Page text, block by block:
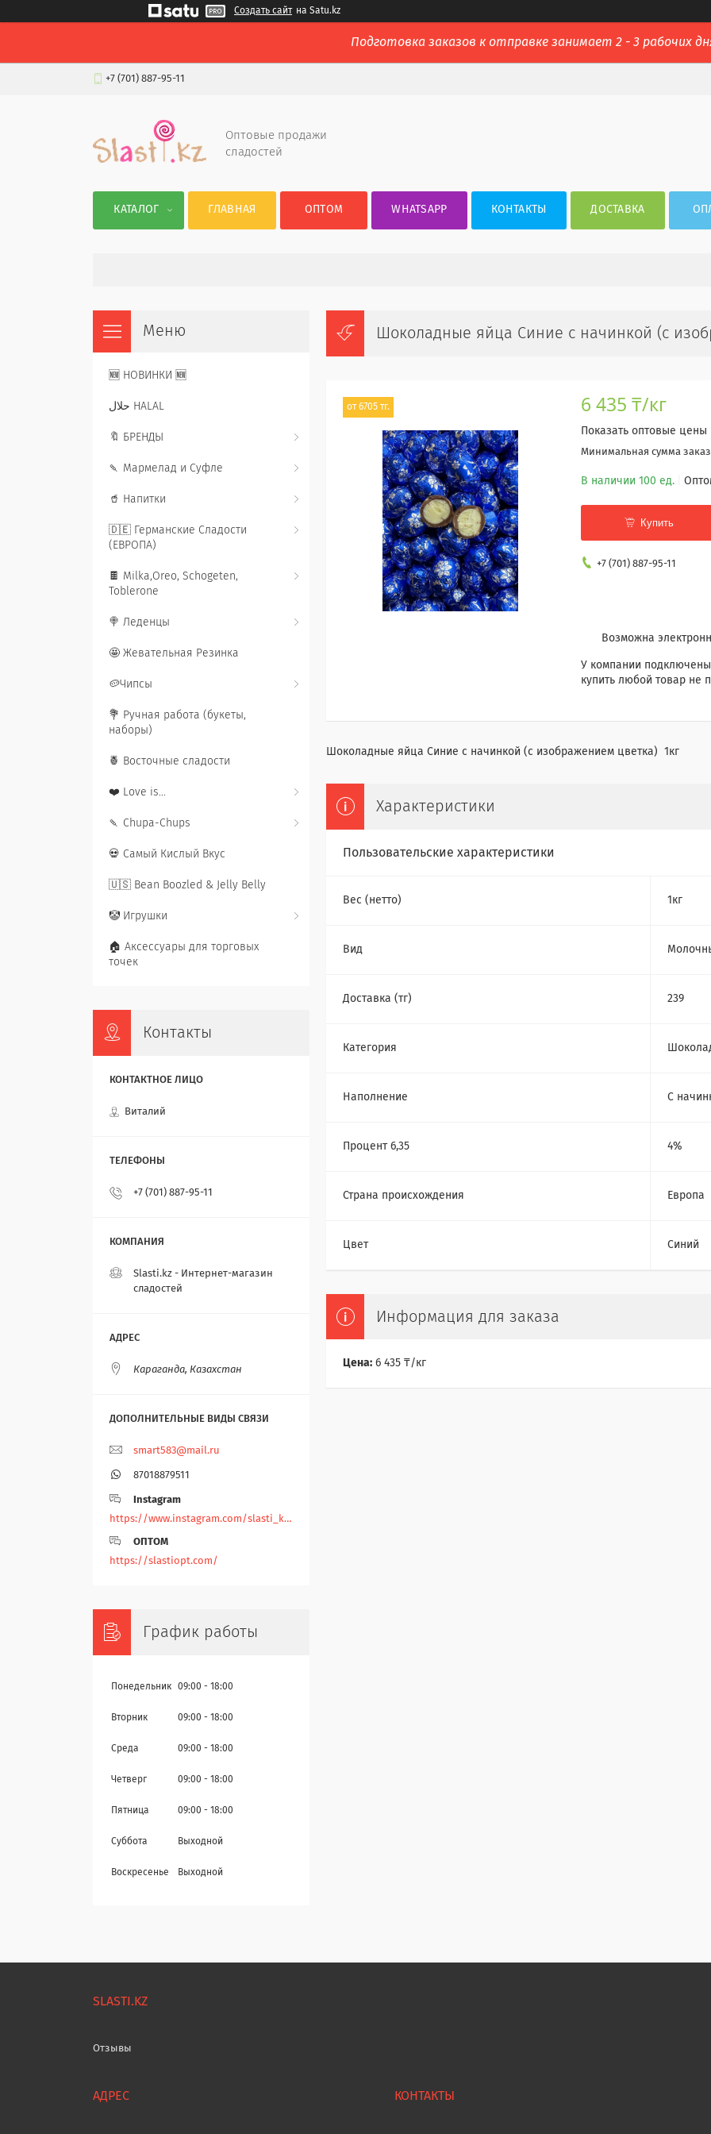
Создать сайт на Satu.kz
Подготовка заказов к отправке занимает 2 - 3 рабочих
+7 (701) 887-95-11
Оптовые продажи
сладостей
КАТАЛОГ ГЛАВНАЯ ОПТОМ WHATSAPP КОНТАКТЫ ДОСТАВКА
Шоколадные яйца Синие с начинкой (с
от 6705 тг. 6 435 ₸/кг
Показать оптовые цены
Минимальная сумма
В наличии 100 ед.
Купить
+7 (701) 887-95-11
У компании
купить любой товар не
Шоколадные яйца Синие с начинкой (с изображением цветка) 1кг
Характеристики
Пользовательские характеристики
Вес (нетто) 1кг
Вид
Доставка (тг) 239
Категория
Наполнение С
Процент 6,35 4%
Страна происхождения Европа
Цвет Синий
Информация для заказа
Цена: 6 435 ₸/кг
🆕 НОВИНКИ 🆕
حلال HALAL
🔖 БРЕНДЫ
🍡 Мармелад и Суфле
🥤 Напитки
🇩🇪 Германские Сладости
(ЕВРОПА)
🍫 Milka,Oreo, Schogeten,
Toblerone
🍭 Леденцы
🤩 Жевательная Резинка
🥔Чипсы
💐 Ручная работа (букеты,
наборы)
🍍 Восточные сладости
❤️ Love is...
🍡 Chupa-Chups
💀 Самый Кислый Вкус
🇺🇸 Bean Boozled & Jelly Belly
🤡 Игрушки
🏠 Аксессуары для торговых
точек
Контакты
Виталий
+7 (701) 887-95-11
Slasti.kz - Интернет-магазин
сладостей
Караганда, Казахстан
smart583@mail.ru
87018879511
Instagram
https://www.instagram.com/slasti_kz/
ОПТОМ
https://slastiopt.com/
График работы
Понедельник 09:00 18:00
Вторник 09:00 18:00
Среда 09:00 18:00
Четверг 09:00 18:00
Пятница 09:00 18:00
Суббота Выходной
Воскресенье Выходной
SLASTI.KZ
Отзывы